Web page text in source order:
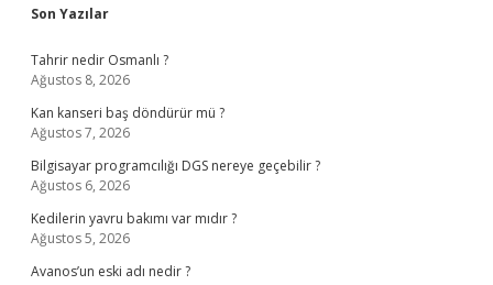
Sidebar
Son Yazılar
Tahrir nedir Osmanlı ?
Ağustos 8, 2026
Kan kanseri baş döndürür mü ?
Ağustos 7, 2026
Bilgisayar programcılığı DGS nereye geçebilir ?
Ağustos 6, 2026
Kedilerin yavru bakımı var mıdır ?
Ağustos 5, 2026
Avanos’un eski adı nedir ?